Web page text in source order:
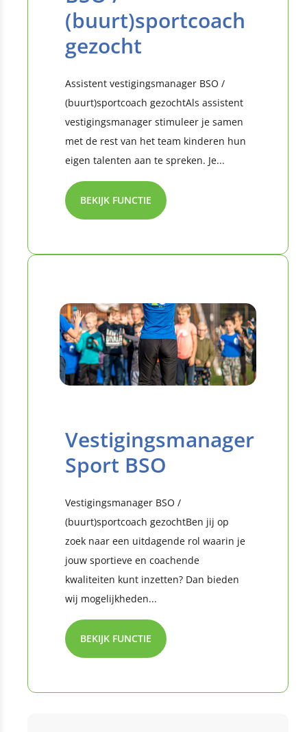
(buurt)sportcoach
gezocht
Assistent vestigingsmanager BSO /
(buurt)sportcoach gezochtAls assistent
vestigingsmanager stimuleer je samen
met de rest van het team kinderen hun
eigen talenten aan te spreken. Je...
BEKIJK FUNCTIE
Vestigingsmanager
Sport BSO
Vestigingsmanager BSO /
(buurt)sportcoach gezochtBen jij op
zoek naar een uitdagende rol waarin je
jouw sportieve en coachende
kwaliteiten kunt inzetten? Dan bieden
wij mogelijkheden...
BEKIJK FUNCTIE